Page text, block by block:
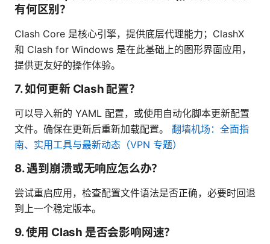
有何区别？
Clash Core 是核心引擎，提供底层代理能力；ClashX
和 Clash for Windows 是在此基础上的图形界面应用，
提供更友好的操作体验。
7. 如何更新 Clash 配置？
可以导入新的 YAML 配置，或使用自动化脚本更新配置
文件。确保在更新后重新加载配置。 翻墙机场：全面指
南、实用工具与最新动态（VPN 专题）
8. 遇到崩溃或无响应怎么办？
尝试重启应用，检查配置文件语法是否正确，必要时回退
到上一个稳定版本。
9. 使用 Clash 是否会影响网速？